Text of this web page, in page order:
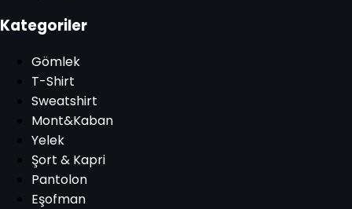
Kategoriler
Gömlek
T-Shirt
Sweatshirt
Mont&Kaban
Yelek
Şort & Kapri
Pantolon
Eşofman